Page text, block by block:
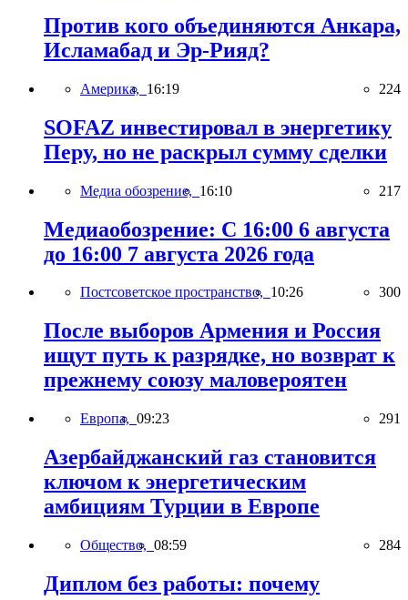
Против кого объединяются Анкара,
Исламабад и Эр-Рияд?
Америка, 16:19 224
SOFAZ инвестировал в энергетику
Перу, но не раскрыл сумму сделки
Медиа обозрение, 16:10 217
Медиаобозрение: С 16:00 6 августа
до 16:00 7 августа 2026 года
Постсоветское пространство, 10:26 300
После выборов Армения и Россия
ищут путь к разрядке, но возврат к
прежнему союзу маловероятен
Европа, 09:23 291
Азербайджанский газ становится
ключом к энергетическим
амбициям Турции в Европе
Общество, 08:59 284
Диплом без работы: почему